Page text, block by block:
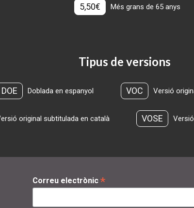
5,50€ Més grans de 65 anys
Tipus de versions
DOE Doblada en espanyol VOC Versió
original subtitulada en català VOSE
Correu electrònic *